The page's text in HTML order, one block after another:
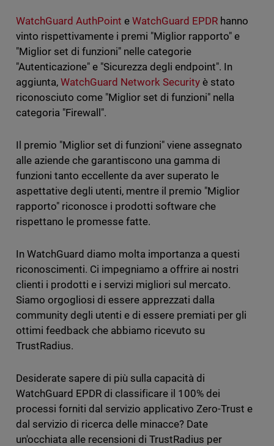
WatchGuard AuthPoint e WatchGuard EPDR hanno
vinto rispettivamente i premi "Miglior rapporto" e
"Miglior set di funzioni" nelle categorie
"Autenticazione" e "Sicurezza degli endpoint". In
aggiunta, WatchGuard Network Security è stato
riconosciuto come "Miglior set di funzioni" nella
categoria "Firewall".
Il premio "Miglior set di funzioni" viene assegnato
alle aziende che garantiscono una gamma di
funzioni tanto eccellente da aver superato le
aspettative degli utenti, mentre il premio "Miglior
rapporto" riconosce i prodotti software che
rispettano le promesse fatte.
In WatchGuard diamo molta importanza a questi
riconoscimenti. Ci impegniamo a offrire ai nostri
clienti i prodotti e i servizi migliori sul mercato.
Siamo orgogliosi di essere apprezzati dalla
community degli utenti e di essere premiati per gli
ottimi feedback che abbiamo ricevuto su
TrustRadius.
Desiderate sapere di più sulla capacità di
WatchGuard EPDR di classificare il 100% dei
processi forniti dal servizio applicativo Zero-Trust e
dal servizio di ricerca delle minacce? Date
un'occhiata alle recensioni di TrustRadius per